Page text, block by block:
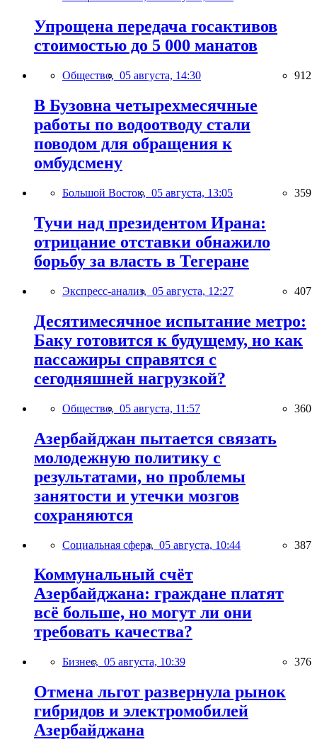
Упрощена передача госактивов
стоимостью до 5 000 манатов
Общество, 05 августа, 14:30 912
В Бузовна четырехмесячные
работы по водоотводу стали
поводом для обращения к
омбудсмену
Большой Восток, 05 августа, 13:05 359
Тучи над президентом Ирана:
отрицание отставки обнажило
борьбу за власть в Тегеране
Экспресс-анализ, 05 августа, 12:27 407
Десятимесячное испытание метро:
Баку готовится к будущему, но как
пассажиры справятся с
сегодняшней нагрузкой?
Общество, 05 августа, 11:57 360
Азербайджан пытается связать
молодежную политику с
результатами, но проблемы
занятости и утечки мозгов
сохраняются
Социальная сфера, 05 августа, 10:44 387
Коммунальный счёт
Азербайджана: граждане платят
всё больше, но могут ли они
требовать качества?
Бизнес, 05 августа, 10:39 376
Отмена льгот развернула рынок
гибридов и электромобилей
Азербайджана